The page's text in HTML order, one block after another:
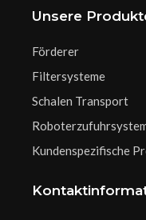
Unsere
Förderer
Filtersysteme
Schalen Transport
Kundenspezifische